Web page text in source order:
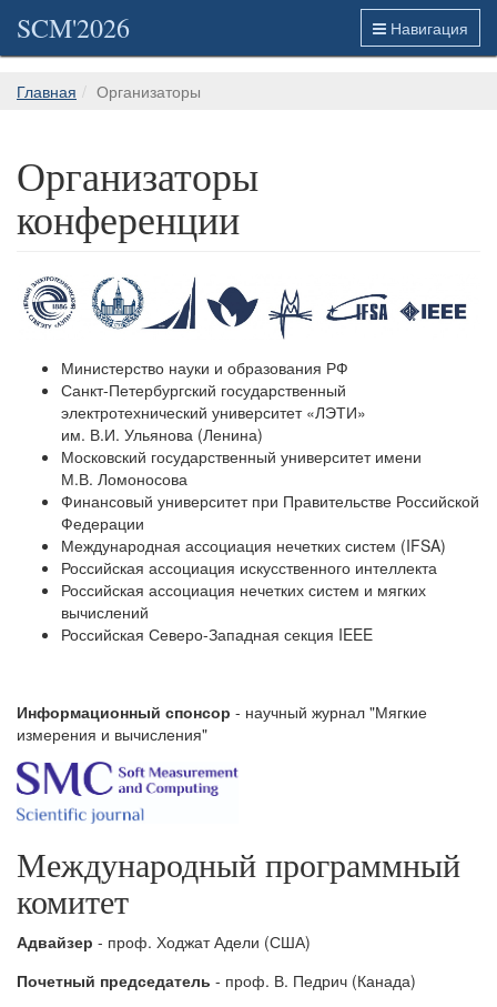
Навигация
SCM'2026
Главная Организаторы
Организаторы
конференции
Министерство науки и образования РФ
Санкт-Петербургский государственный
электротехнический университет «ЛЭТИ»
им. В.И. Ульянова (Ленина)
Московский государственный университет имени
М.В. Ломоносова
Финансовый университет при Правительстве Российской
Федерации
Международная ассоциация нечетких систем (IFSA)
Российская ассоциация искусственного интеллекта
Российская ассоциация нечетких систем и мягких
вычислений
Российская Северо-Западная секция IEEE
Информационный спонсор - научный журнал "Мягкие
измерения и вычисления"
Международный программный
комитет
Адвайзер - проф. Ходжат Адели (США)
Почетный председатель - проф. В. Педрич (Канада)